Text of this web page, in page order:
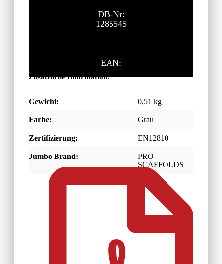
DB-Nr:
1285545
EAN:
Zusätzliche Information:
Gewicht: 0,51 kg
Farbe: Grau
Zertifizierung: EN12810
Jumbo Brand:
PRO
SCAFFOLDS